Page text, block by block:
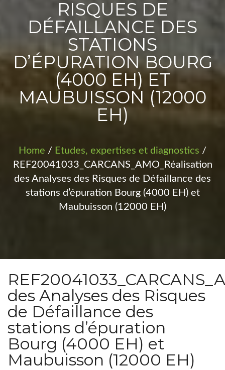
RISQUES DE
DÉFAILLANCE DES
STATIONS
D’ÉPURATION BOURG
(4000 EH) ET
MAUBUISSON (12000
EH)
Home / Etudes, expertises et diagnostics /
REF20041033_CARCANS_AMO_Réalisation
des Analyses des Risques de Défaillance des
stations d’épuration Bourg (4000 EH) et
Maubuisson (12000 EH)
des Analyses des Risques
de Défaillance des
stations d’épuration
Bourg (4000 EH) et
Maubuisson (12000 EH)